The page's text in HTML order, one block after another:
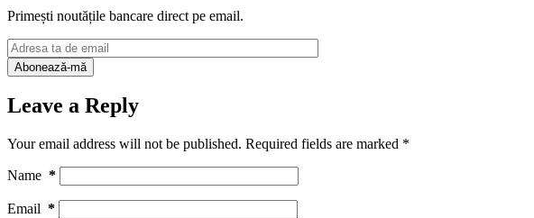
Primești noutățile bancare direct pe email.
Leave a Reply
Your email address will not be published. Required fields are marked *
Name *
Email *